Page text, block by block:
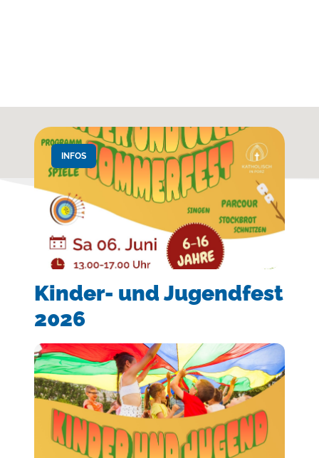
INFOS
Kinder- und Jugendfest
2026